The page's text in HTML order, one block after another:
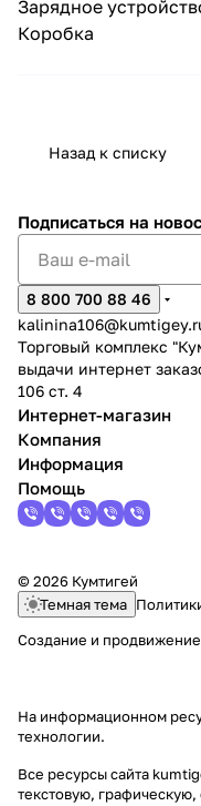
Зарядное
Коробка
Назад к списку
Подписаться на
8 800 700 88 46
Торговый комплекс
выдачи интернет
106 ст. 4
Интернет-магазин
Компания
Информация
Помощь
© 2026 Кумтигей
Темная тема
Создание и продвижение
На информационном
технологии.
Все ресурсы сайта
текстовую,